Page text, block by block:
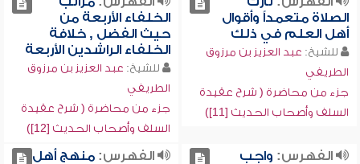
الصلاة متعمداً وأقوال
أهل العلم في ذلك
للشيخ: عبد العزيز بن مرزوق
الطريفي
جزء من محاضرة ( شرح عقيدة
السلف وأصحاب الحديث [11])
الخلفاء الأربعة من
حيث الفضل , خلافة
الخلفاء الراشدين الأربعة
للشيخ: عبد العزيز بن مرزوق
الطريفي
جزء من محاضرة ( شرح عقيدة
السلف وأصحاب الحديث [12])
الفهرس: واجب
الفهرس:منهج أهل